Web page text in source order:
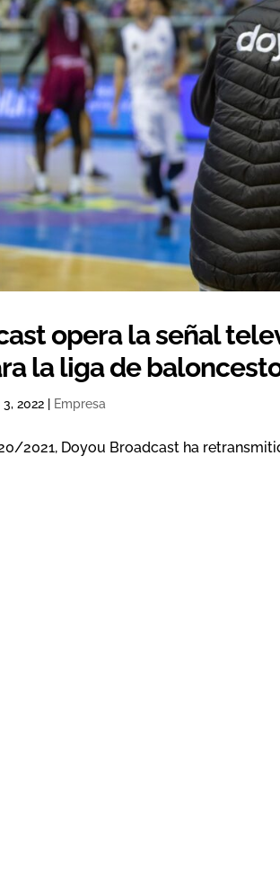
opera la señal
la liga de
3, 2022 Empresa
2021, Doyou Broadcast ha